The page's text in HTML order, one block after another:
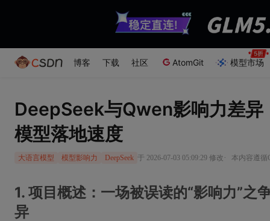
博客 下载 社区 AtomGit 模型市场
DeepSeek与Qwen影响力差异
模型落地速度
大语言模型 模型影响力 DeepSeek 于 2026-07-03 05:09:29 修改 · 本内容遵循
1. 项目概述：一场被误读的“影响力”之
异